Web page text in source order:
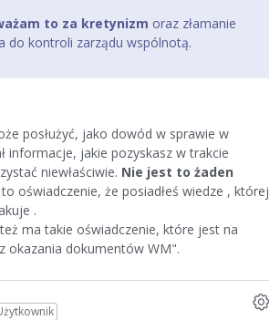
to za kretynizm oraz złamanie
do kontroli zarządu wspólnotą.
posłużyć, jako dowód w sprawie w
informacje, jakie pozyskasz w trakcie
niewłaściwie. Nie jest to żaden
oświadczenie, że posiadłeś wiedze , której
.
ma takie oświadczenie, które jest na
okazania dokumentów WM".